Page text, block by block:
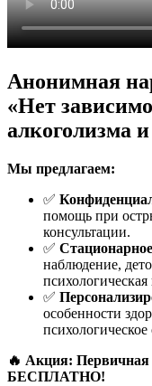
Анонимная
«Нет
алкоголизма
Мы предлагаем:
✅
помощь при
консультации.
✅
наблюдение,
✅
особенности
психологическое
🔥 Акция: Первичная
БЕСПЛАТНО!